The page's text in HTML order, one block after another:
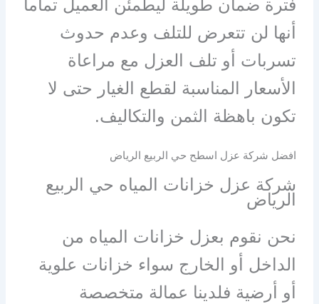
فترة ضمان طويلة ليطمئن العميل تماما
أنها لن تتعرض للتلف وعدم حدوث
تسربات أو تلف العزل مع مراعاة
الأسعار المناسبة لقطع الغيار حتى لا
تكون باهظة الثمن والتكاليف.
افضل شركة عزل اسطح حي الربيع الرياض
شركة عزل خزانات المياه حي الربيع
الرياض
نحن نقوم بعزل خزانات المياه من
الداخل أو الخارج سواء خزانات علوية
أو أرضية فلدينا عمالة متخصصة